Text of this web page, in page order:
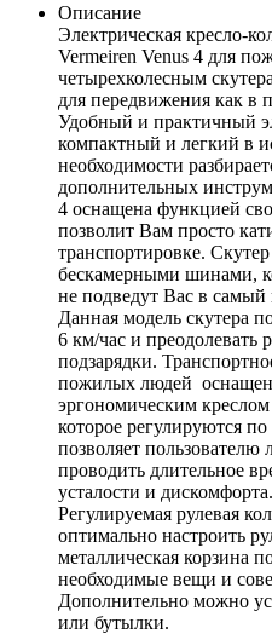
Описание
Электрическая кресло-
Vermeiren Venus 4 для
четырехколесным
для передвижения как в
Удобный и практичный
компактный и легкий в
необходимости
дополнительных
4 оснащена функцией
позволит Вам просто
транспортировке.
бескамерными шинами,
не подведут Вас в
Данная модель скутера
6 км/час и преодолевать
подзарядки.
пожилых людей
эргономическим
которое регулируются
позволяет пользователю
проводить длительное
усталости и дискомфорта.
Регулируемая рулевая
оптимально настроить
металлическая корзина
необходимые вещи и
Дополнительно можно
или бутылки.